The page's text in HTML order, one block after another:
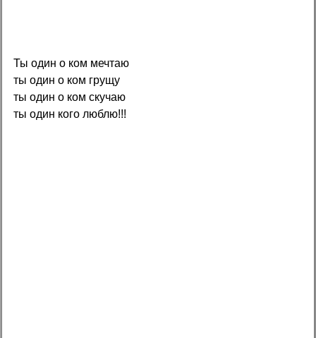
Ты один о ком мечтаю
ты один о ком грущу
ты один о ком скучаю
ты один кого люблю!!!